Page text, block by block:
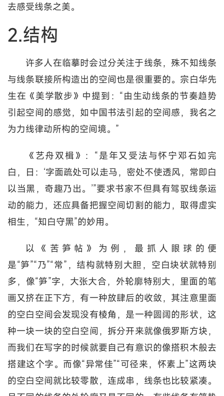
去感受线条之美。
2.结构
许多人在临摹时会过分关注于线条，殊不知线条
与线条联接所构造出的空间也是很重要的。宗白华先
生在《美学散步》中提到：“由生动线条的节奏趋势
引起空间的感觉，如中国书法引起的空间感，我名之
为力线律动所构的空间境。”
《艺舟双楫》：“是年又受法与怀宁邓石如完
白，日：‘字面疏处可以走马，密处不使透风，常即白
以当黑，奇趣乃出。’”要求书家不但具有驾驭线条运
动的能力，还应具备把握空间切割的能力，取得虚实
相生，“知白守黑”的妙用。
以《苦笋帖》为例，最抓人眼球的便
是“笋”“乃”“常”，结构就特别大胆，空白块状就特别
多，像“笋”字，大张大合，外轮廓特别大，里面的笔
画又挤在正下方，有一种放肆后的收敛，其注意里面
的空白空间会发现没有棱角，是一种圆阔的形状，这
种一块一块的空白空间，拆分开来就像俄罗斯方块，
而我们在写字的时候就要自己有意识的像搭积木般去
搭建这个字。而像“异常佳”“可径来，怀素上”这两块
的空白空间就比较零散，连成串，线条也比较紧凑。